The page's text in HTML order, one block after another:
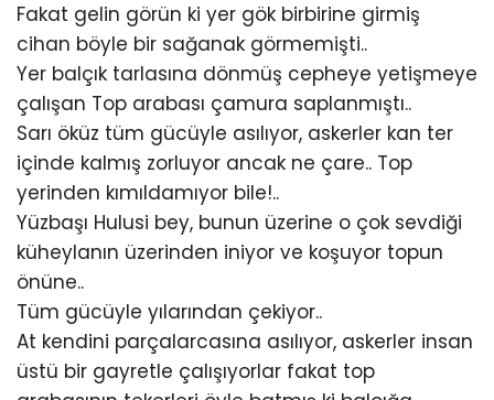
Fakat gelin görün ki yer gök birbirine girmiş
cihan böyle bir sağanak görmemişti..
Yer balçık tarlasına dönmüş cepheye yetişmeye
çalışan Top arabası çamura saplanmıştı..
Sarı öküz tüm gücüyle asılıyor, askerler kan ter
içinde kalmış zorluyor ancak ne çare.. Top
yerinden kımıldamıyor bile!..
Yüzbaşı Hulusi bey, bunun üzerine o çok sevdiği
küheylanın üzerinden iniyor ve koşuyor topun
önüne..
Tüm gücüyle yılarından çekiyor..
At kendini parçalarcasına asılıyor, askerler insan
üstü bir gayretle çalışıyorlar fakat top